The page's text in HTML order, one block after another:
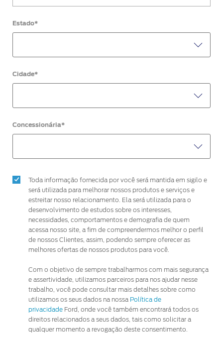
Estado*
Cidade*
Concessionária*
Toda informação fornecida por você será mantida em sigilo e
será utilizada para melhorar nossos produtos e serviços e
estreitar nosso relacionamento. Ela será utilizada para o
desenvolvimento de estudos sobre os interesses,
necessidades, comportamentos e demografia de quem
acessa nosso site, a fim de compreendermos melhor o perfil
de nossos Clientes, assim, podendo sempre oferecer as
melhores ofertas de nossos produtos para você.
Com o objetivo de sempre trabalharmos com mais segurança
e assertividade, utilizamos parceiros para nos ajudar nesse
trabalho, você pode consultar mais detalhes sobre como
utilizamos os seus dados na nossa Política de
privacidade Ford, onde você também encontrará todos os
direitos relacionados a seus dados, tais como solicitar a
qualquer momento a revogação deste consentimento.